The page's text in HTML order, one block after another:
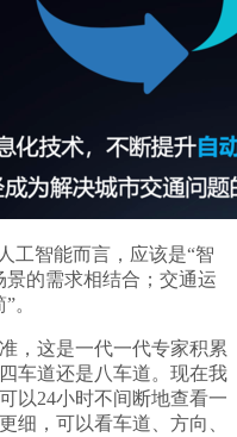
智能而言，应该是“智
的需求相结合；交通运
。
这是一代一代专家积累
车道还是八车道。现在我
以24小时不间断地查看一
细，可以看车道、方向、